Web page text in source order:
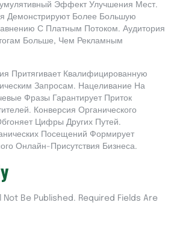
Эффект Улучшения Мест.
Демонстрируют Более Большую
С Платным Потоком. Аудитория
Больше, Чем Рекламным
Притягивает Квалифицированную
Запросам. Нацеливание На
Фразы Гарантирует Приток
Конверсия Органического
Цифры Других Путей.
Посещений Формирует
Онлайн-Присутствия Бизнеса.
Not Be Published. Required Fields Are